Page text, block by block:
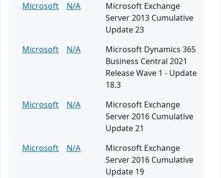
Microsoft N/A
Microsoft Exchange
Server 2013 Cumulative
Update 23
Microsoft
N/A
Microsoft Dynamics 365
Business Central 2021
Release Wave 1 - Update
18.3
Microsoft
N/A
Microsoft Exchange
Server 2016 Cumulative
Update 21
Microsoft
N/A
Microsoft Exchange
Server 2016 Cumulative
Update 19